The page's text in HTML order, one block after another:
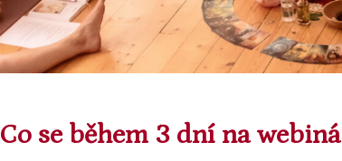
Co se během 3 dní na